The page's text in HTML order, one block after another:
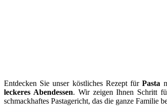
Entdecken Sie unser köstliches Rezept fürPasta
leckeres Abendessen. Wir zeigen Ihnen Schritt
schmackhaftes Pastagericht, das die ganze Familie